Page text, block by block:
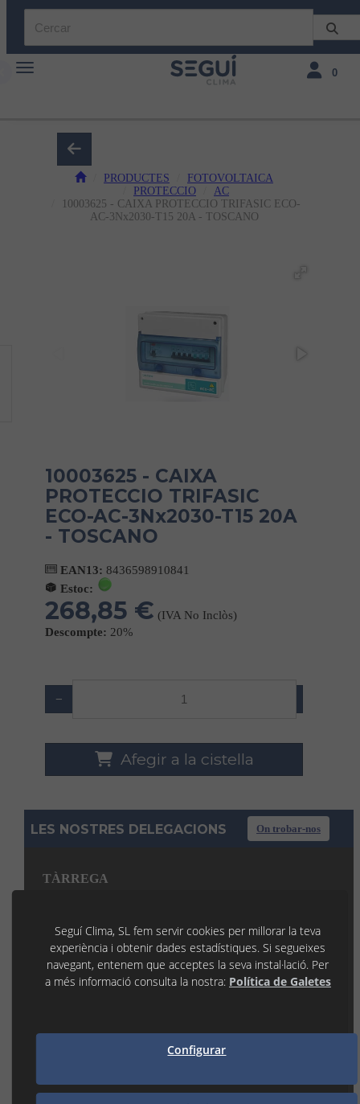
Toggle navigation Toggle
0
PRODUCTES
FOTOVOLTAICA
PROTECCIO
AC
10003625 - CAIXA PROTECCIO TRIFASIC ECO-
AC-3Nx2030-T15 20A - TOSCANO
10003625 - CAIXA
PROTECCIO TRIFASIC
ECO-AC-3Nx2030-T15 20A
- TOSCANO
EAN13: 8436598910841
Estoc:
268,85 € (IVA No Inclòs)
Descompte: 20%
−
Afegir a la cistella
LES NOSTRES DELEGACIONS On trobar-nos
TÀRREGA
973 31 45 53
tarrega@seguiclima.com
De 07:30H a 19:00H
LLEIDA
973 21 35 55
MANRESA
Seguí Clima, SL fem servir cookies per millorar la teva
experiència i obtenir dades estadístiques. Si segueixes
navegant, entenem que acceptes la seva instal·lació. Per
a més informació consulta la nostra: Política de Galetes
Configurar